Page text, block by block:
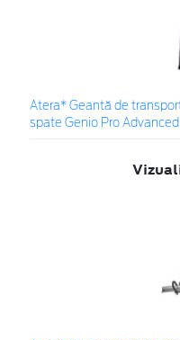
Atera* Geantă de
spate Genio Pro Advanced